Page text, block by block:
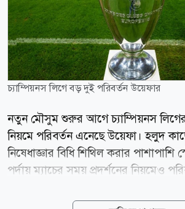
চ্যাম্পিয়নস লিগে বড় দুই পরিবর্তন উয়েফার
নতুন মৌসুম শুরুর আগে চ্যাম্পিয়নস
নিয়মে পরিবর্তন এনেছে উয়েফা। হলুদ
নিষেধাজ্ঞার বিধি শিথিল করার পাশাপাশি
পর্দায় ম্যাচের সময় প্রদর্শনের নিয়মেও
লিগেও। ২০২৬-২৭ মৌসুমের বাছাইপর্ব